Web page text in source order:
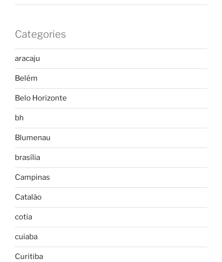
Categories
aracaju
Belém
Belo Horizonte
bh
Blumenau
brasília
Campinas
Catalão
cotia
cuiaba
Curitiba